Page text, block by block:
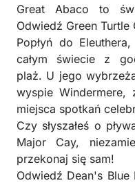
Great Abaco to
Odwiedź Green Turtle
Popłyń do
całym świecie z
plaż. U jego
wyspie
miejsca spotkań
Czy słyszałeś o
Major Cay,
przekonaj się sam!
Odwiedź Dean's